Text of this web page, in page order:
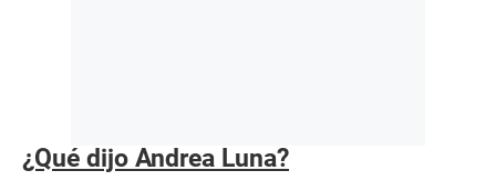
¿Qué dijo Andrea Luna?